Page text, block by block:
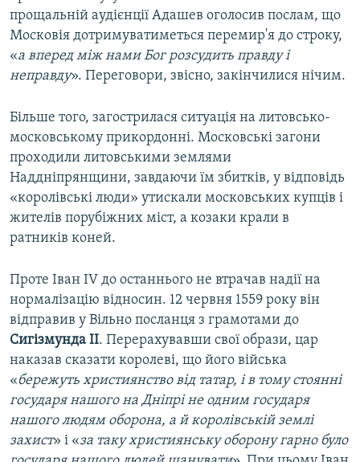
прощальній аудієнції Адашев оголосив послам, що
Московія дотримуватиметься перемир'я до строку,
«а вперед між нами Бог розсудить правду і
неправду». Переговори, звісно, закінчилися нічим.
Більше того, загострилася ситуація на литовсько-
московському прикордонні. Московські загони
проходили литовськими землями
Наддніпрянщини, завдаючи їм збитків, у відповідь
«королівські люди» утискали московських купців і
жителів порубіжних міст, а козаки крали в
ратників коней.
Проте Іван IV до останнього не втрачав надії на
нормалізацію відносин. 12 червня 1559 року він
відправив у Вільно посланця з грамотами до
Сигізмунда II. Перерахувавши свої образи, цар
наказав сказати королеві, що його війська
«бережуть християнство від татар, і в тому стоянні
государя нашого на Дніпрі не одним государя
нашого людям оборона, а й королівській землі
захист» і «за таку християнську оборону гарно було